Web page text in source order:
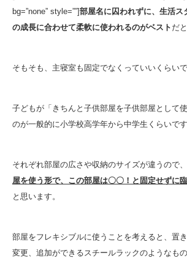
bg=”none” style=””]部屋名に囚われずに、生活ス
の成長に合わせて柔軟に使われるのがベスト だ
そもそも、主寝室も固定でなくっていいくらいで
子どもが「きちんと子供部屋を子供部屋として
のが一般的に小学校高学年から中学生くらいです
それぞれ部屋の広さや収納のサイズが違うので、
屋を使う形で、この部屋は〇〇！と固定せずに
と思います。
部屋をフレキシブルに使うことを考えると、置
変更、追加ができるスチールラックのようなも